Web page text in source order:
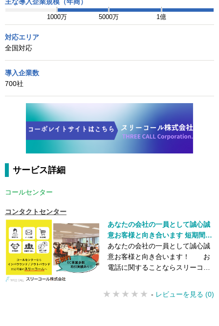
1000万 5000万 1億
対応エリア
全国対応
導入企業数
700社
サービス詳細
コールセンター
コンタクトセンター
あなたの会社の一員として誠心誠
意お客様と向き合います 短期間の
スポット対応から長期間で100席
以上のご用意も可能です！！ ご要
望に応じて柔軟に対応いたしま
あなたの会社の一員として誠心誠
意お客様と向き合います！ お
電話に関することならスリーコー
- レビューを見る (0)